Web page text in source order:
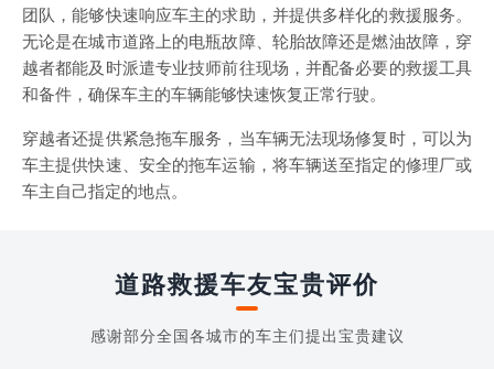
团队，能够快速响应车主的求助，并提供多样化的救援服务。
无论是在城市道路上的电瓶故障、轮胎故障还是燃油故障，穿
越者都能及时派遣专业技师前往现场，并配备必要的救援工具
和备件，确保车主的车辆能够快速恢复正常行驶。
穿越者还提供紧急拖车服务，当车辆无法现场修复时，可以为
车主提供快速、安全的拖车运输，将车辆送至指定的修理厂或
车主自己指定的地点。
道路救援车友宝贵评价
感谢部分全国各城市的车主们提出宝贵建议